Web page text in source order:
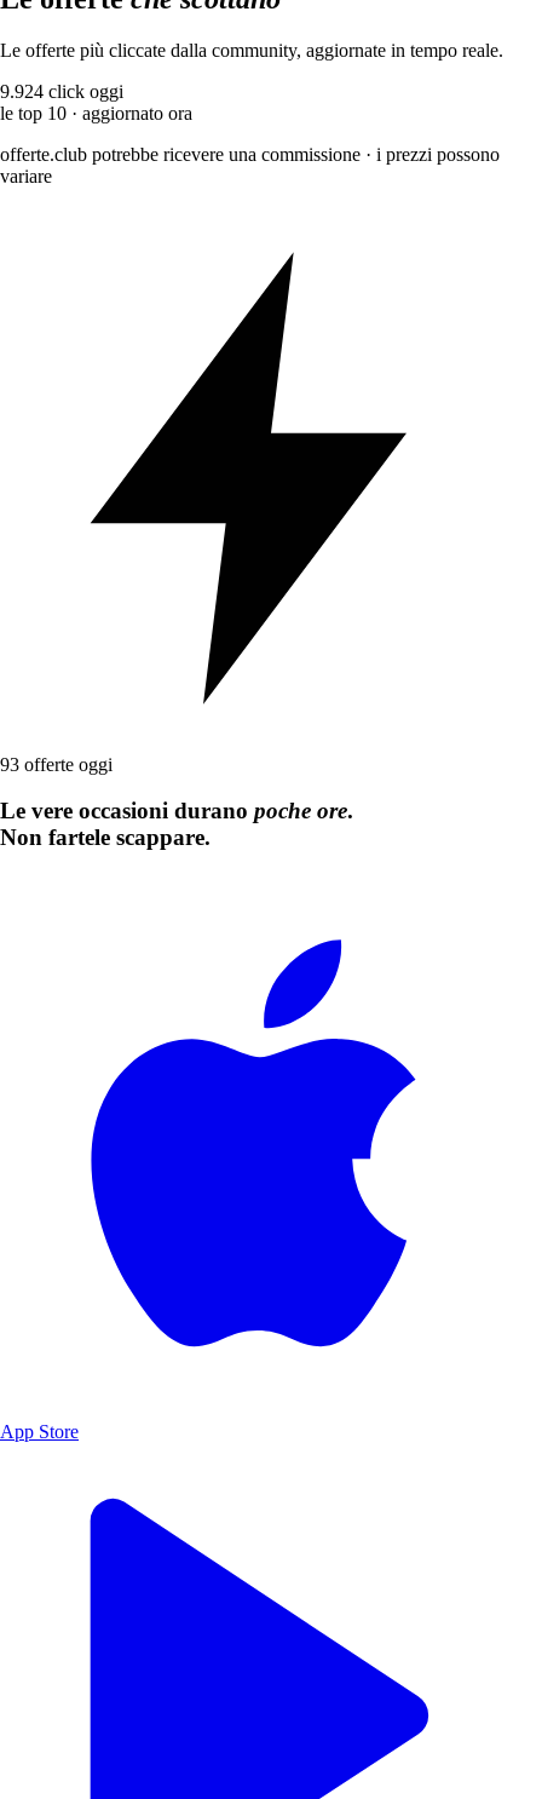
Le offerte più cliccate dalla community, aggiornate in tempo reale.
9.924 click oggi
le top 10 · aggiornato ora
offerte.club potrebbe ricevere una commissione · i prezzi possono
variare
93 offerte oggi
Le vere occasioni durano poche ore.
Non fartele scappare.
App Store